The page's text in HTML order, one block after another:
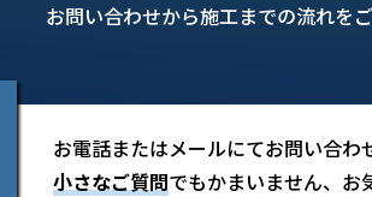
お問い合わせから施工までの流れを
お電話またはメールにてお問い合わ
小さなご質問でもかまいません、お